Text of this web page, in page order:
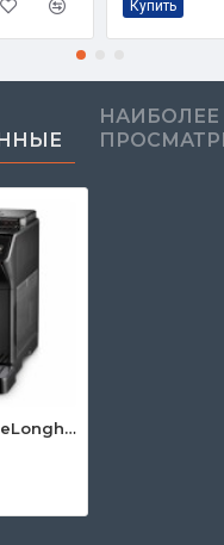
Купить
НАИБОЛЕЕ
Кофемашина DeLonghi ECAM 450.65.G